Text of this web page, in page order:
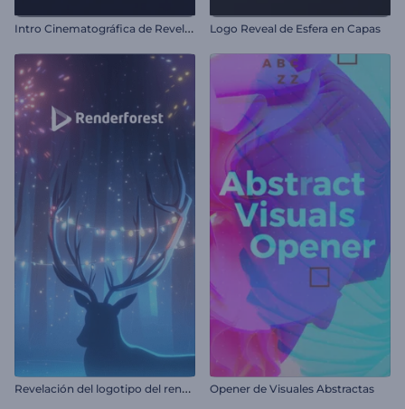
I
ntro Cinematográfica de Revelación de Coche Logo Reveal de Esfera en Capas
R
evelación del logotipo del reno navideño Opener de Visuales Abstractas